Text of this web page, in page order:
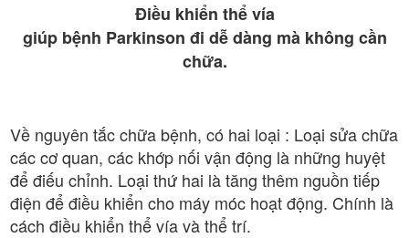
Điều khiển thể vía
giúp bệnh Parkinson đi dễ dàng mà không cần
chữa.
Về nguyên tắc chữa bệnh, có hai loại : Loại sửa chữa
các cơ quan, các khớp nối vận động là những huyệt
để điếu chỉnh. Loại thứ hai là tăng thêm nguồn tiếp
điện để điều khiển cho máy móc hoạt động. Chính là
cách điều khiển thể vía và thể trí.